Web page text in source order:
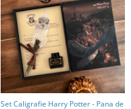
Set Caligrafie Harry Potter - Pana de